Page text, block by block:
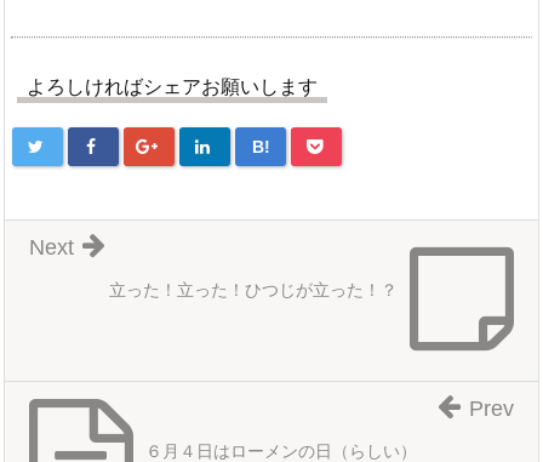
よろしければシェアお願いします
B!
立った！立った！ひつじが立った！？
Next
６月４日はローメンの日（らしい）
Prev